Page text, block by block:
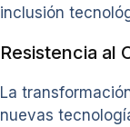
inclusión
Resistencia al
La
nuevas